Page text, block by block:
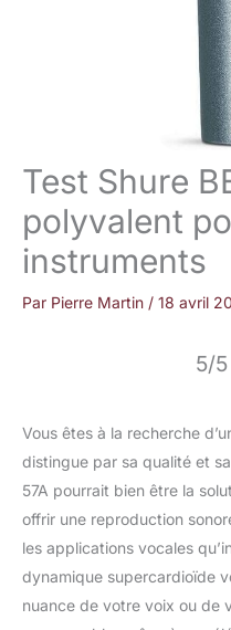
Test Shure
polyvalent
instruments
Par Pierre Martin / 18 avril
5/
Vous êtes à la recherche
distingue par sa qualité et
57A pourrait bien être la
offrir une reproduction
les applications vocales
dynamique supercardioïde
nuance de votre voix ou de